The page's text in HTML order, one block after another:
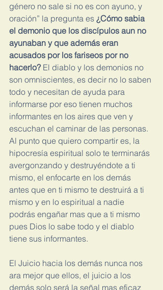
género no sale si no es con ayuno, y
oración” la pregunta es ¿Cómo sabia
el demonio que los discípulos aun no
ayunaban y que además eran
acusados por los fariseos por no
hacerlo? El diablo y los demonios no
son omniscientes, es decir no lo saben
todo y necesitan de ayuda para
informarse por eso tienen muchos
informantes en los aires que ven y
escuchan el caminar de las personas.
Al punto que quiero compartir es, la
hipocresía espiritual solo te terminarás
avergonzando y destruyéndote a ti
mismo, el enfocarte en los demás
antes que en ti mismo te destruirá a ti
mismo y en lo espiritual a nadie
podrás engañar mas que a ti mismo
pues Dios lo sabe todo y el diablo
tiene sus informantes.
El Juicio hacia los demás nunca nos
ara mejor que ellos, el juicio a los
demás solo será la señal mas eficaz